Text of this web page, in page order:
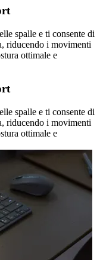
spalle e ti consente di
riducendo i movimenti
ottimale e
spalle e ti consente di
riducendo i movimenti
ottimale e